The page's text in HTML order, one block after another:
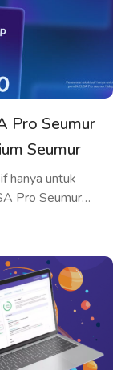
Pro Seumur
Seumur
hanya untuk
Pro Seumur
ke ELSA
yang belum
untuk Pengguna
pemilik paket
saat yang […]